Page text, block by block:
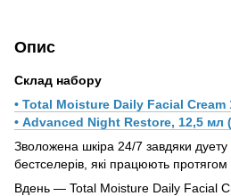
Опис
Склад набору
• Total Moisture Daily Facial
• Advanced Night Restore, 12,5 мл
Зволожена шкіра 24/7 завдяки
бестселерів, які працюють протягом
Вдень — Total Moisture Daily Facial